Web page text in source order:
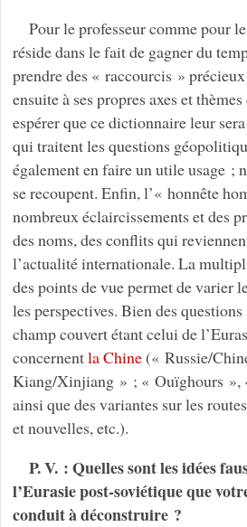
Pour le professeur comme pour
réside dans le fait de gagner du
prendre des « raccourcis »
ensuite à ses propres axes et thèmes
espérer que ce dictionnaire leur
qui traitent les questions
également en faire un utile usage ;
se recoupent. Enfin, l’« honnête
nombreux éclaircissements et des
des noms, des conflits qui
l’actualité internationale. La
des points de vue permet de varier
les perspectives. Bien des
champ couvert étant celui de
concernentla Chine(« Russie/
Kiang/Xinjiang » ; « Ouïghours »,
ainsi que des variantes sur les
et nouvelles, etc.).
P. V. : Quelles sont les idées
l’Eurasie post-soviétique que
conduit à déconstruire ?